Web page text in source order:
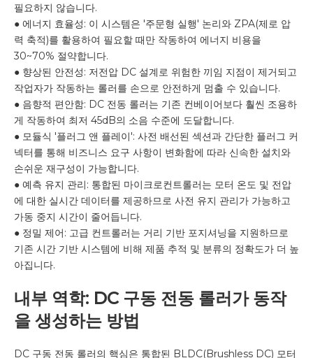
필요하지 않습니다.
● 에너지 효율성: 이 시스템은 '주문형 실행' 논리와 ZPA(제로 압
력 축적)를 활용하여 필요할 때만 작동하여 에너지 비용을
30~70% 절약합니다.
● 향상된 안전성: 저전압 DC 설계로 위험한 끼임 지점이 제거되고
작업자가 작동하는 롤러를 손으로 안전하게 멈출 수 있습니다.
● 음향적 편안함: DC 전동 롤러는 기존 컨베이어보다 훨씬 조용하
게 작동하여 최저 45dB의 소음 수준에 도달합니다.
● 모듈식 '플러그 앤 플레이': 사전 배선된 섹션과 간단한 플러그 커
넥터를 통해 비즈니스 요구 사항이 변화함에 따라 신속한 설치와
손쉬운 재구성이 가능합니다.
● 예측 유지 관리: 통합된 마이크로컨트롤러는 모터 온도 및 전압
에 대한 실시간 데이터를 제공하므로 사전 유지 관리가 가능하고
가동 중지 시간이 줄어듭니다.
● 정밀 제어: 고급 컨트롤러는 거리 기반 포지셔닝을 지원하므로
기존 시간 기반 시스템에 비해 제품 추적 및 분류의 정확도가 더 높
아집니다.
내부 역학: DC 구동 전동 롤러가 동작
을 생성하는 방법
DC 구동 전동 롤러의 핵심은 통합된 BLDC(Brushless DC) 모터